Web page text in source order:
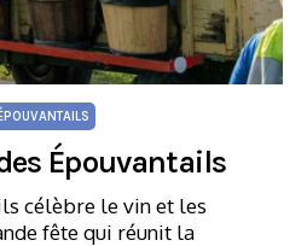
Épouvantails
célèbre le vin et les
fête qui réunit la